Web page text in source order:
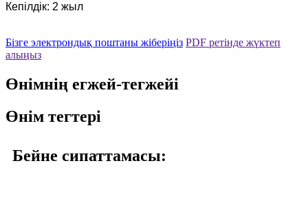
Кепілдік: 2 жыл
Бізге электрондық поштаны жіберіңіз PDF ретінде жүктеп
алыңыз
Өнімнің егжей-тегжейі
Өнім тегтері
Бейне сипаттамасы: